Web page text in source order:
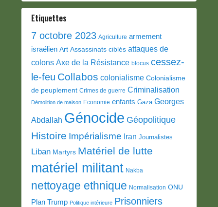
Etiquettes
7 octobre 2023 Agriculture armement
israélien Art Assassinats ciblés attaques de
colons Axe de la Résistance blocus cessez-
le-feu Collabos colonialisme Colonialisme
de peuplement Crimes de guerre Criminalisation
Démolition de maison Economie enfants Gaza Georges
Abdallah Génocide Géopolitique
Histoire Impérialisme Iran Journalistes
Liban Martyrs Matériel de lutte
matériel militant Nakba
nettoyage ethnique Normalisation ONU
Plan Trump Politique intérieure Prisonniers